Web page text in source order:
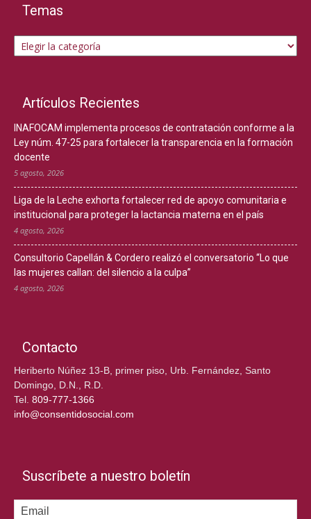
Temas
Temas
Artículos Recientes
INAFOCAM implementa procesos de contratación conforme a la
Ley núm. 47-25 para fortalecer la transparencia en la formación
docente
5 agosto, 2026
Liga de la Leche exhorta fortalecer red de apoyo comunitaria e
institucional para proteger la lactancia materna en el país
4 agosto, 2026
Consultorio Capellán & Cordero realizó el conversatorio “Lo que
las mujeres callan: del silencio a la culpa”
4 agosto, 2026
Contacto
Heriberto Núñez 13-B, primer piso, Urb. Fernández, Santo
Domingo, D.N., R.D.
Tel. 809-777-1366
info@consentidosocial.com
Suscríbete a nuestro boletín